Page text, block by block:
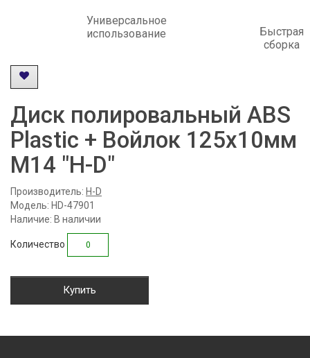
Универсальное
использование
Быстрая
сборка
Диск полировальный ABS
Plastic + Войлок 125x10мм
М14 "H-D"
Производитель: H-D
Модель: HD-47901
Наличие: В наличии
Количество
Купить